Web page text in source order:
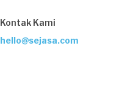
Kontak Kami
hello@sejasa.com